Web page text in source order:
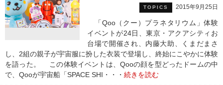
TOPICS 2015年9月25日
「Qoo（クー）プラネタリウム」体験
イベントが24日、東京・アクアシティお
台場で開催され、内藤大助、くまだまさ
し、2組の親子が宇宙服に扮した衣装で登場し、終始にこやかに体験
を語った。 この体験イベントは、Qooの顔を型どったドームの中
で、Qooが宇宙船「SPACE SHI・・・ 続きを読む